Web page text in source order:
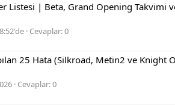
Listesi | Beta, Grand Opening Takvimi
Cevaplar: 0
25 Hata (Silkroad, Metin2 ve Knight
Cevaplar: 0